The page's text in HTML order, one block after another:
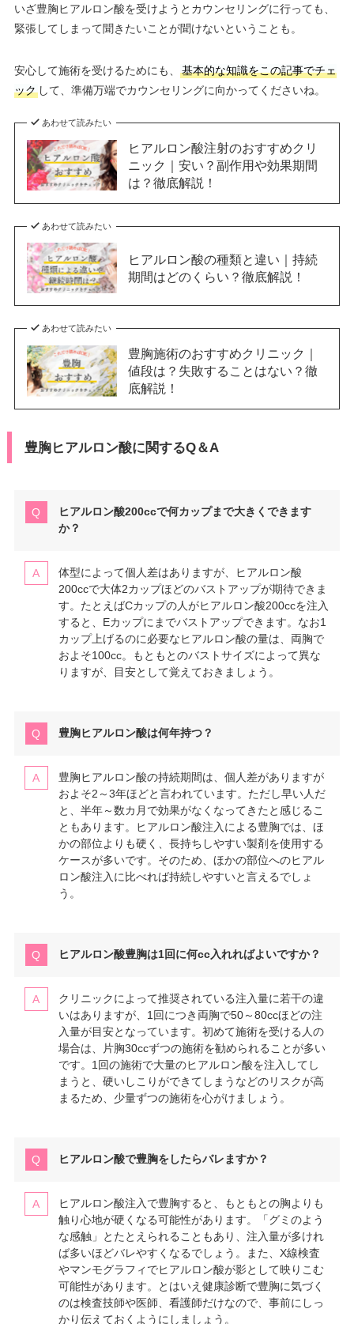
いざ豊胸ヒアルロン酸を受けようとカウンセリングに行っても、
緊張してしまって聞きたいことが聞けないということも。
安心して施術を受けるためにも、
基本的な知識をこの記事でチェ
ックして、準備万端でカウンセリングに向かってくださいね。
あわせて読みたい
ヒアルロン酸注射のおすすめクリ
ニック｜安い？副作用や効果期間
は？徹底解説！
あわせて読みたい
ヒアルロン酸の種類と違い｜持続
期間はどのくらい？徹底解説！
あわせて読みたい
豊胸施術のおすすめクリニック｜
値段は？失敗することはない？徹
底解説！
豊胸ヒアルロン酸に関するQ＆A
ヒアルロン酸200ccで何カップまで大きくできます
か？
体型によって個人差はありますが、ヒアルロン酸
200ccで大体2カップほどのバストアップが期待できま
す。たとえばCカップの人がヒアルロン酸200ccを注入
すると、Eカップにまでバストアップできます。なお1
カップ上げるのに必要なヒアルロン酸の量は、両胸で
およそ100cc。もともとのバストサイズによって異な
りますが、目安として覚えておきましょう。
豊胸ヒアルロン酸は何年持つ？
豊胸ヒアルロン酸の持続期間は、個人差がありますが
およそ2～3年ほどと言われています。ただし早い人だ
と、半年～数カ月で効果がなくなってきたと感じるこ
ともあります。ヒアルロン酸注入による豊胸では、ほ
かの部位よりも硬く、長持ちしやすい製剤を使用する
ケースが多いです。そのため、ほかの部位へのヒアル
ロン酸注入に比べれば持続しやすいと言えるでしょ
う。
ヒアルロン酸豊胸は1回に何cc入れればよいですか？
クリニックによって推奨されている注入量に若干の違
いはありますが、1回につき両胸で50～80ccほどの注
入量が目安となっています。初めて施術を受ける人の
場合は、片胸30ccずつの施術を勧められることが多い
です。1回の施術で大量のヒアルロン酸を注入してし
まうと、硬いしこりができてしまうなどのリスクが高
まるため、少量ずつの施術を心がけましょう。
ヒアルロン酸で豊胸をしたらバレますか？
ヒアルロン酸注入で豊胸すると、もともとの胸よりも
触り心地が硬くなる可能性があります。「グミのよう
な感触」とたとえられることもあり、注入量が多けれ
ば多いほどバレやすくなるでしょう。また、X線検査
やマンモグラフィでヒアルロン酸が影として映りこむ
可能性があります。とはいえ健康診断で豊胸に気づく
のは検査技師や医師、看護師だけなので、事前にしっ
かり伝えておくようにしましょう。